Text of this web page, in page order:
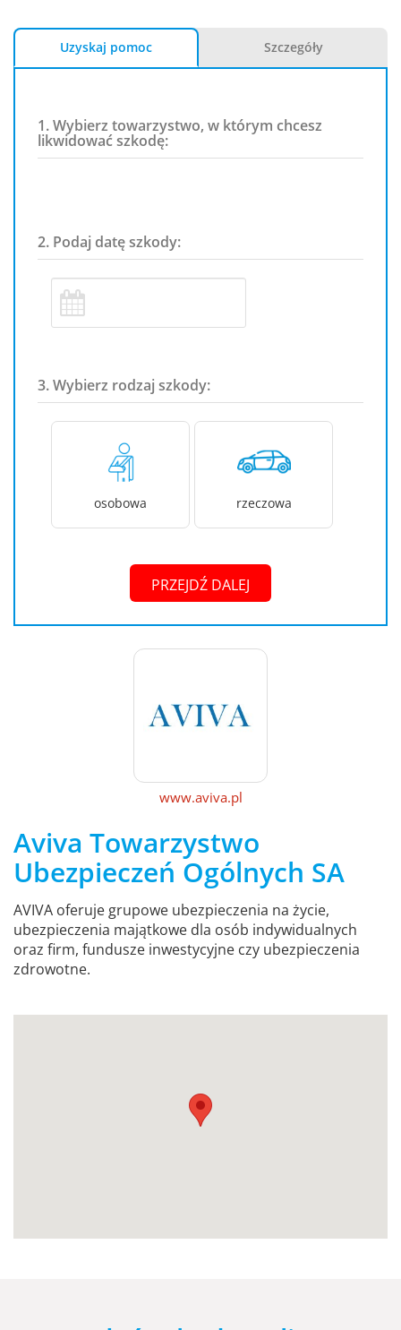
Uzyskaj pomoc Szczegóły
1. Wybierz towarzystwo, w którym chcesz
likwidować szkodę:
2. Podaj datę szkody:
3. Wybierz rodzaj szkody:
osobowa rzeczowa
PRZEJDŹ DALEJ
www.aviva.pl
Aviva Towarzystwo
Ubezpieczeń Ogólnych SA
AVIVA oferuje grupowe ubezpieczenia na życie,
ubezpieczenia majątkowe dla osób indywidualnych
oraz firm, fundusze inwestycyjne czy ubezpieczenia
zdrowotne.